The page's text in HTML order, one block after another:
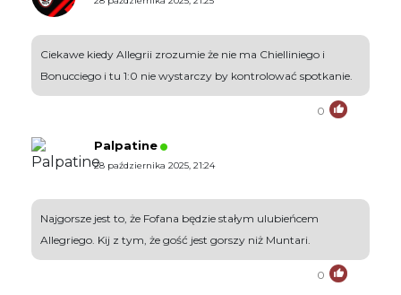
Ciekawe kiedy Allegrii zrozumie że nie ma Chielliniego i
Bonucciego i tu 1:0 nie wystarczy by kontrolować spotkanie.
0
Palpatine
28 października 2025, 21:24
Najgorsze jest to, że Fofana będzie stałym ulubieńcem
Allegriego. Kij z tym, że gość jest gorszy niż Muntari.
0